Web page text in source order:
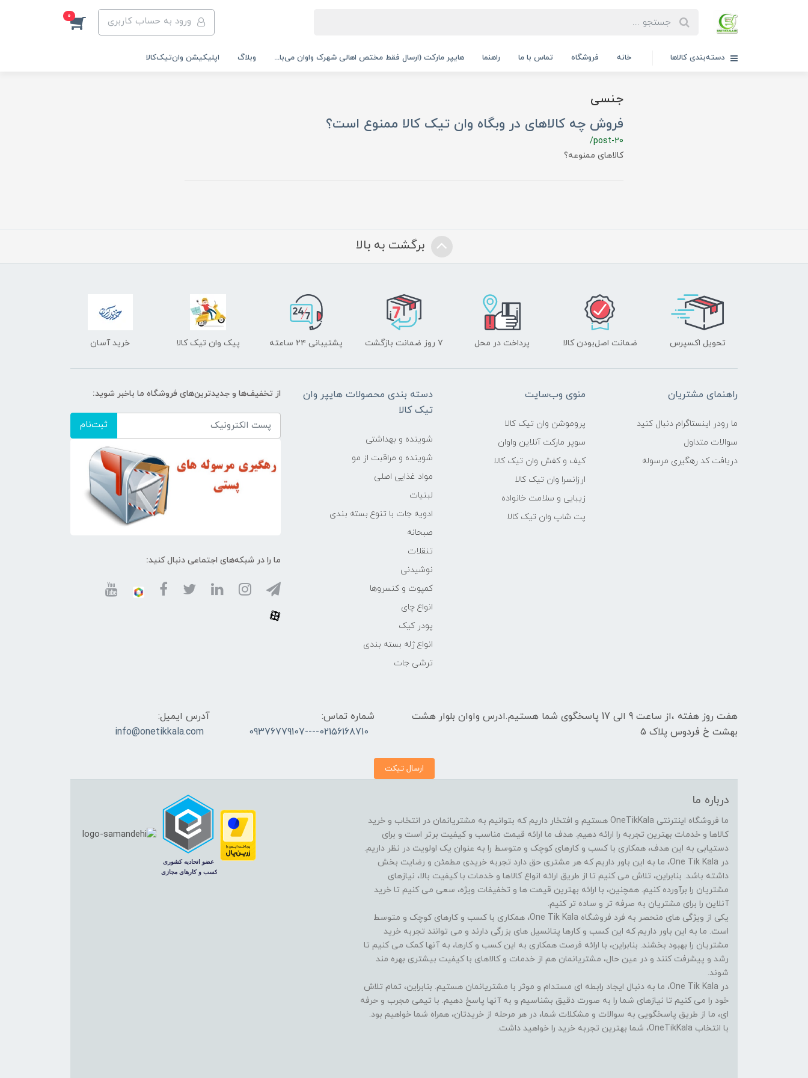
ورود به حساب کاربری 0
دسته‌بندی کالاها خانه فروشگاه تماس با ما راهنما هایپر مارکت (ارسال فقط مختص اهالی شهرک واوان می‌با... وبلاگ اپلیکیشن وان‌تیک‌کالا‌
جنسی
فروش چه کالاهای در وبگاه وان تیک کالا ممنوع است؟
/post-20
کالاهای ممنوعه؟
برگشت به بالا
تحویل اکسپرس ضمانت اصل‌بودن کالا پرداخت در محل ۷ روز ضمانت بازگشت پشتیبانی ۲۴ ساعته پیک وان تیک کالا خرید آسان
راهنمای مشتریان
ما رودر اینستاگرام دنبال کنید
سوالات متداول
دریافت کد رهگیری مرسوله
منوی وب‌سایت
پروموشن وان تیک کالا
سوپر مارکت آنلاین واوان
کیف و کفش وان تیک کالا
ارزانسرا وان تیک کالا
زیبایی و سلامت خانواده
پت شاپ وان تیک کالا
دسته بندی محصولات هایپر وان
تیک کالا
شوینده و بهداشتی
شوینده و مراقبت از مو
مواد غذایی اصلی
لبنیات
ادویه جات با تنوع بسته بندی
صبحانه
تنقلات
نوشیدنی
کمپوت و کنسروها
انواع چای
پودر کیک
انواع ژله بسته بندی
ترشی جات
از تخفیف‌ها و جدیدترین‌های فروشگاه ما باخبر شوید:
ثبت‌نام
ما را در شبکه‌های اجتماعی دنبال کنید:
هفت روز هفته ،از ساعت 9 الی 17 پاسخگوی شما هستیم.ادرس واوان بلوار هشت
بهشت خ فردوس پلاک 5
شماره تماس:
02156168710----09376779107
آدرس ایمیل:
info@onetikkala.com
ارسال تیکت
درباره ما
ما فروشگاه اینترنتی OneTikKala هستیم و افتخار داریم که بتوانیم به مشتریانمان در انتخاب و خرید
کالاها و خدمات بهترین تجربه را ارائه دهیم. هدف ما ارائه قیمت مناسب و کیفیت برتر است و برای
دستیابی به این هدف، همکاری با کسب و کارهای کوچک و متوسط را به عنوان یک اولویت در نظر داریم.
در One Tik Kala، ما به این باور داریم که هر مشتری حق دارد تجربه خریدی مطمئن و رضایت بخش
داشته باشد. بنابراین، تلاش می کنیم تا از طریق ارائه انواع کالاها و خدمات با کیفیت بالا، نیازهای
مشتریان را برآورده کنیم. همچنین، با ارائه بهترین قیمت ها و تخفیفات ویژه، سعی می کنیم تا خرید
آنلاین را برای مشتریان به صرفه تر و ساده تر کنیم.
یکی از ویژگی های منحصر به فرد فروشگاه One Tik Kala، همکاری با کسب و کارهای کوچک و متوسط
است. ما به این باور داریم که این کسب و کارها پتانسیل های بزرگی دارند و می توانند تجربه خرید
مشتریان را بهبود بخشند. بنابراین، با ارائه فرصت همکاری به این کسب و کارها، به آنها کمک می کنیم تا
رشد و پیشرفت کنند و در عین حال، مشتریانمان هم از خدمات و کالاهای با کیفیت بیشتری بهره مند
شوند.
در One Tik Kala، ما به دنبال ایجاد رابطه ای مستدام و موثر با مشتریانمان هستیم. بنابراین، تمام تلاش
خود را می کنیم تا نیازهای شما را به صورت دقیق بشناسیم و به آنها پاسخ دهیم. با تیمی مجرب و حرفه
ای، ما از طریق پاسخگویی به سوالات و مشکلات شما، در هر مرحله از خریدتان، همراه شما خواهیم بود.
با انتخاب OneTikKala، شما بهترین تجربه خرید را خواهید داشت.